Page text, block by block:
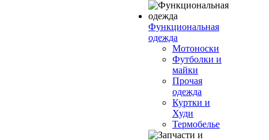
Функциональная
одежда
Мотоноски
Футболки и
майки
Прочая
одежда
Куртки и
Худи
Термобелье